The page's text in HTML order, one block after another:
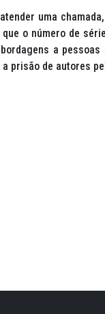
uma
o número de
a
prisão de autores